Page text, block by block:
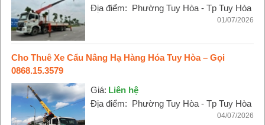
Địa điểm: Phường Tuy Hòa - Tp Tuy Hòa
01/07/2026
Cho Thuê Xe Cẩu Nâng Hạ Hàng Hóa Tuy Hòa – Gọi
0868.15.3579
Giá: Liên hệ
Địa điểm: Phường Tuy Hòa - Tp Tuy Hòa
04/07/2026